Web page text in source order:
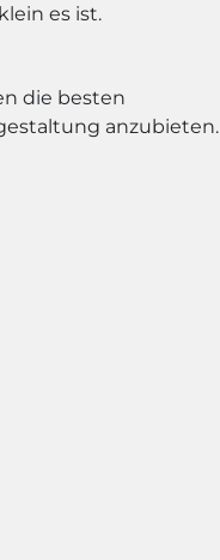
es ist.
die besten
anzubieten.